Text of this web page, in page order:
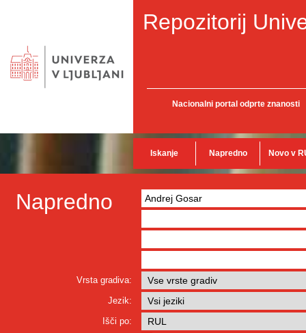
Repozitorij
Nacionalni portal odprte znanosti
Iskanje Napredno Novo v
Napredno
Vrsta gradiva:
Jezik:
Išči po: